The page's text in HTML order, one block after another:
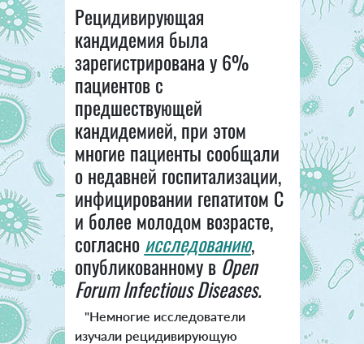
Рецидивирующая
кандидемия была
зарегистрирована у 6%
пациентов с
предшествующей
кандидемией, при этом
многие пациенты сообщали
о недавней госпитализации,
инфицировании гепатитом С
и более молодом возрасте,
согласноисследованию,
опубликованному вOpen
Forum Infectious Diseases.
"Немногие исследователи
изучали рецидивирующую